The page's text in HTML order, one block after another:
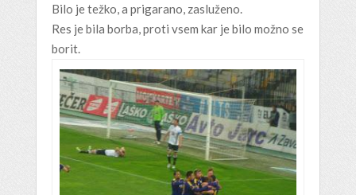
Bilo je težko, a prigarano, zasluženo.
Res je bila borba, proti vsem kar je bilo možno se
borit.